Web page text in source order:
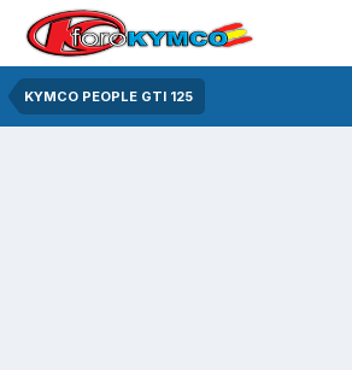
KYMCO PEOPLE GTI 125